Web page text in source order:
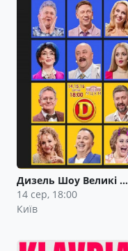
Дизель Шоу Великі …
14 сер, 18:00
Київ